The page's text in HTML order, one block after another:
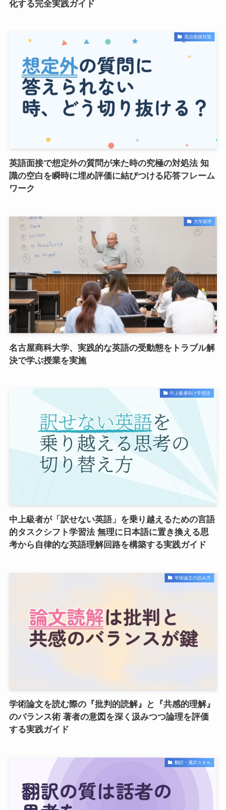
化する完全実践ガイド
英語面接対策
英語面接で想定外の質問が来た時の究極の対処法 知
識の空白を瞬時に埋め評価に結びつける応答フレーム
ワーク
大学留学
名古屋商科大学、実践的な英語の受動態をトラブル解
決で学ぶ授業を実施
中上級者向け学習法
中上級者が「訳せない英語」を乗り越えるための言語
的タスクシフト学習法 無理に日本語に置き換える思
考から自律的な英語理解回路を構築する実践ガイド
学術論文の読み方
学術論文を読む際の『批判的読解』と『共感的理解』
のバランス術 著者の意図を深く汲みつつ論理を評価
する実践ガイド
翻訳・通訳スキル